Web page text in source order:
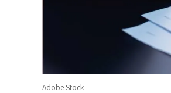
Adobe Stock